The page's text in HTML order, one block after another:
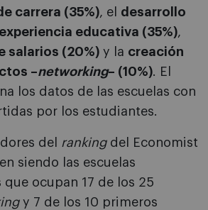
carrera (35%), el desarrollo
educativa (35%),
salarios (20%) y la creación
–networking– (10%). El
los datos de las escuelas con
por los estudiantes.
del rankingdel Economist
siendo las escuelas
que ocupan 17 de los 25
y 7 de los 10 primeros